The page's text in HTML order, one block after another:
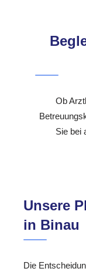
Ob
Sie bei
Unsere
in Binau
Die